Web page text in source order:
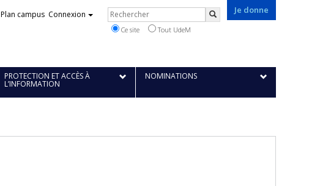
Je donne
Plan campus Connexion Rechercher
Ce site Tout UdeM
PROTECTION ET ACCÈS À
L’INFORMATION
NOMINATIONS